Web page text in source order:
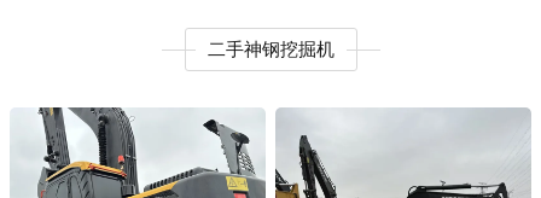
二手神钢挖掘机